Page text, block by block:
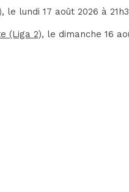
, le lundi 17 août 2026 à
(Liga 2), le dimanche 16